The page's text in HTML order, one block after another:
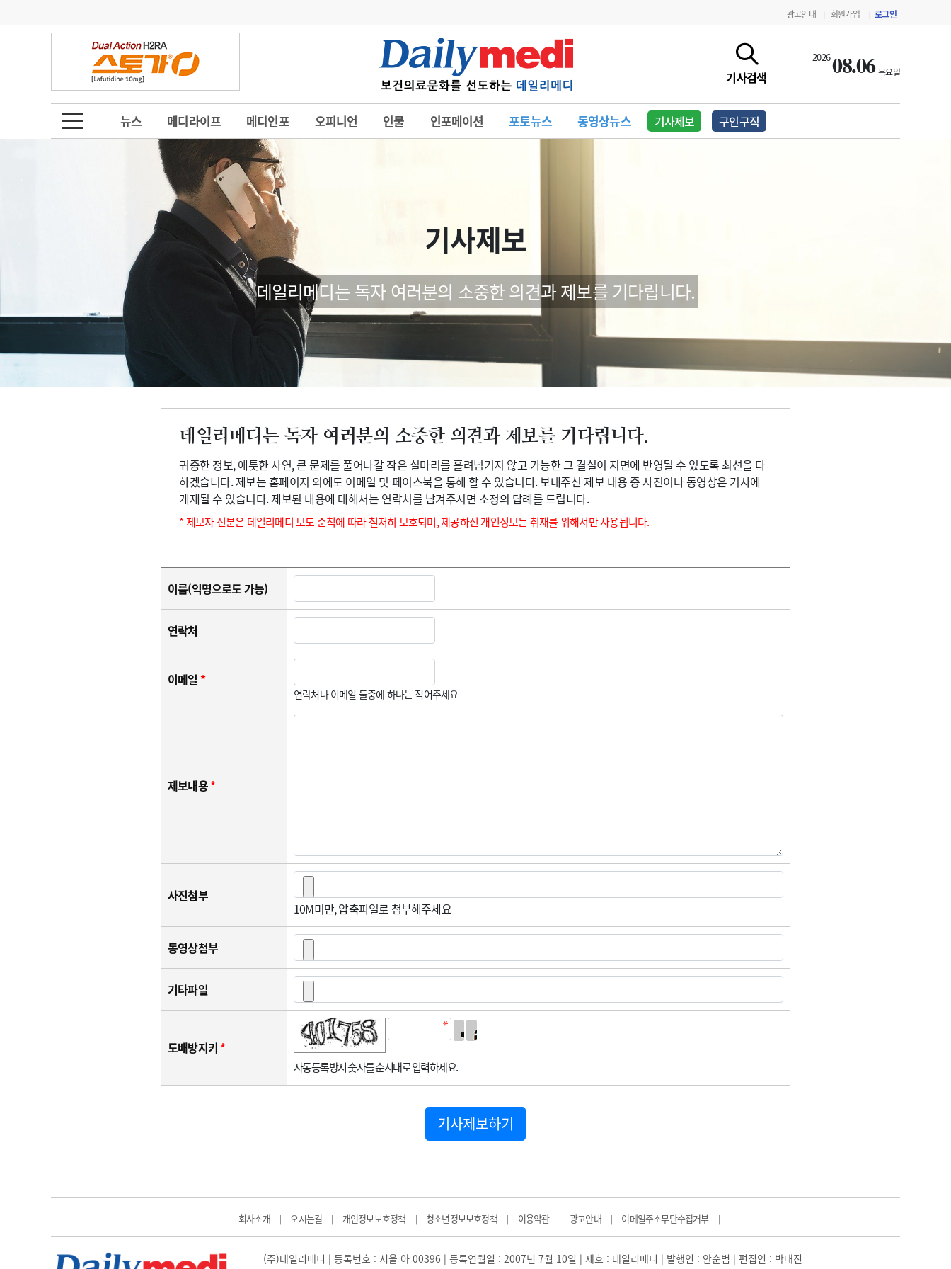
광고안내 회원가입 로그인
기사검색
202608.06 목요일
뉴스 메디라이프 메디인포 오피니언 인물 인포메이션 포토뉴스 동영상뉴스 기사제보 구인구직
금주의 검색어
1
의사인력 수급 추계
2
성분명 처방
3
AI의료
4
전공의 모집 결과
의사국시 합격률
6
관리급여 실시
의과대학 입시
10 약가인하
메디인포 사고
오피니언 칼럼 수첩
인물 초대석 피플
포토뉴스
지역병원 중소병원
행정처분 판례
학회·연수강좌 학회/연수강좌 행사
법적고지
기사제보
데일리메디는 독자 여러분의 소중한 의견과 제보를 기다립니다.
데일리메디는 독자 여러분의 소중한 의견과 제보를 기다립니다.
귀중한 정보, 애틋한 사연, 큰 문제를 풀어나갈 작은 실마리를 흘려넘기지 않고 가능한 그 결실이 지면에 반영될 수 있도록 최선을 다
하겠습니다. 제보는 홈페이지 외에도 이메일 및 페이스북을 통해 할 수 있습니다. 보내주신 제보 내용 중 사진이나 동영상은 기사에
게재될 수 있습니다. 제보된 내용에 대해서는 연락처를 남겨주시면 소정의 답례를 드립니다.
* 제보자 신분은 데일리메디 보도 준칙에 따라 철저히 보호되며, 제공하신 개인정보는 취재를 위해서만 사용됩니다.
이름(익명으로도 가능)
연락처
이메일 *
연락처나 이메일 둘중에 하나는 적어주세요
제보내용*
사진첨부
10M미만, 압축파일로 첨부해주세요
동영상첨부
기타파일
도배방지키 *
자동등록방지 숫자를 순서대로 입력하세요.
기사제보하기
회사소개 | 오시는길 | 개인정보보호정책 | 청소년정보보호정책 | 이용약관 | 광고안내 | 이메일주소무단수집거부 |
(주)데일리메디 | 등록번호 : 서울 아 00396 | 등록연월일 : 2007년 7월 10일 | 제호 : 데일리메디 | 발행인 : 안순범 | 편집인 : 박대진